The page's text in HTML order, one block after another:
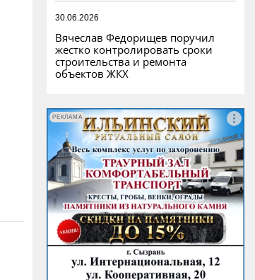
30.06.2026
Вячеслав Федорищев поручил
жестко контролировать сроки
строительства и ремонта
объектов ЖКХ
РЕКЛАМА